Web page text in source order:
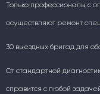
Только профессионалы с
осуществляют ремонт
30 выездных бригад для
От стандартной
справится с любой